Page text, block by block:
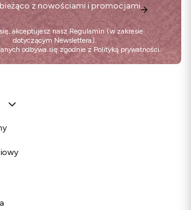
z nowościami i promocjami.
akceptujesz nasz Regulamin (w zakresie
dotyczącym Newslettera).
odbywa się zgodnie z Polityką prywatności.